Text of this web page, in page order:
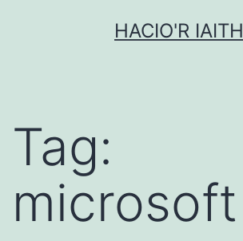
HACIO'R IAITH
Tag:
microsoft